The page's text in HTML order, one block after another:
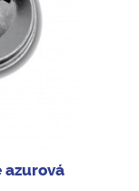
azurová